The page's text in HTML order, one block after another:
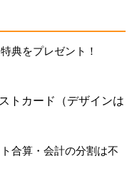
典をプレゼント！
トカード（デザインは
合算・会計の分割は不